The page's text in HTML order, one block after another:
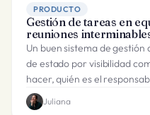
PRODUCTO
Gestión de tareas en
reuniones
Un buen sistema de
de estado por visibilidad
hacer, quién es el
Juliana